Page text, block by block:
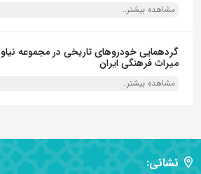
مشاهده بیشتر..
گردهمایی خودروهای تاریخی در مجموعه
میراث فرهنگی ایران
مشاهده بیشتر..
نشانی: